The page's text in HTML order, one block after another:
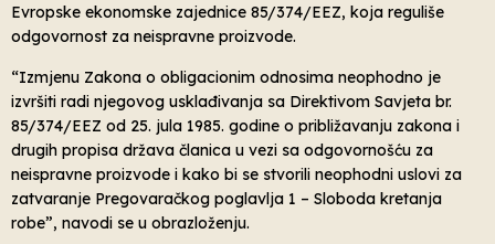
Evropske ekonomske zajednice 85/374/EEZ, koja reguliše
odgovornost za neispravne proizvode.
“Izmjenu Zakona o obligacionim odnosima neophodno je
izvršiti radi njegovog usklađivanja sa Direktivom Savjeta br.
85/374/EEZ od 25. jula 1985. godine o približavanju zakona i
drugih propisa država članica u vezi sa odgovornošću za
neispravne proizvode i kako bi se stvorili neophodni uslovi za
zatvaranje Pregovaračkog poglavlja 1 – Sloboda kretanja
robe”, navodi se u obrazloženju.